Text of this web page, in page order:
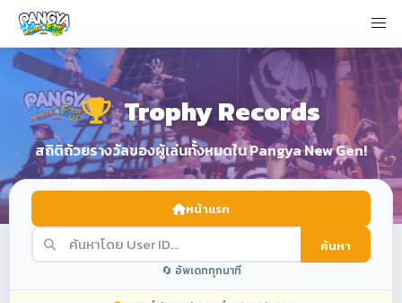
Trophy Records
สถิติถ้วยรางวัลของผู้เล่นทั้งหมดใน Pangya New Gen!
หน้าแรก
ค้นหา
🔄 อัพเดททุกนาที